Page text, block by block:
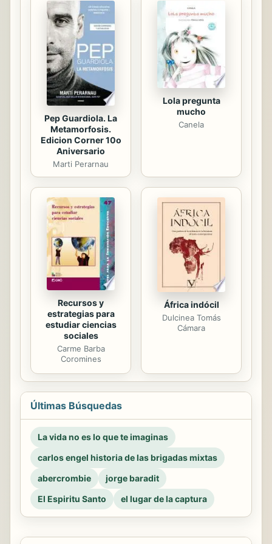
institucional, dominante hasta el
momento, e insertándolos en el
proceso reformador eclesiástico. La
comprensión de los dos pilares que
sustentan a las fundaciones armadas
ha sido tambiénposible por el...
Pep Guardiola. La
Metamorfosis.
Edicion Corner 10o
Aniversario
Marti Perarnau
Lola pregunta
mucho
Canela
Recursos y
estrategias para
estudiar ciencias
sociales
Carme Barba
Coromines
África indócil
Dulcinea Tomás
Cámara
Últimas Búsquedas
La vida no es lo que te imaginas
carlos engel historia de las brigadas mixtas
abercrombie
jorge baradit
El Espiritu Santo
el lugar de la captura